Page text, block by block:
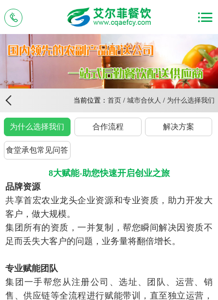
当前位置： 首页 / 城市合伙人 / 为什么选择我们
为什么选择我们 合作流程 解决方案
食堂承包常见问答
8大赋能-助您快速开启创业之旅
品牌资源
共享首宏农业龙头企业资源和专业资质，助力开发大
客户，做大规模。
集团所有的资质，一并复制，帮您瞬间解决因资质不
足而丢失大客户的问题，业务量将翻倍增长。
专业赋能团队
集团一手帮您从注册公司、选址、团队、运营、销
售、供应链等全流程进行赋能带训，直至独立运营，